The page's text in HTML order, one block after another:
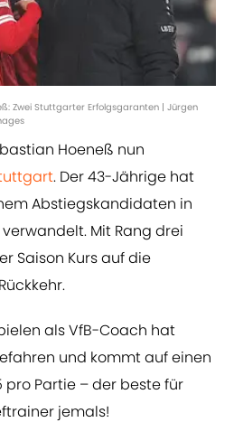
Zwei Stuttgarter Erfolgsgaranten | Jürgen
Hoeneß nun
. Der 43-Jährige hat
Abstiegskandidaten in
Mit Rang drei
Saison Kurs auf die
als VfB-Coach hat
und kommt auf einen
pro Partie – der beste für
jemals!